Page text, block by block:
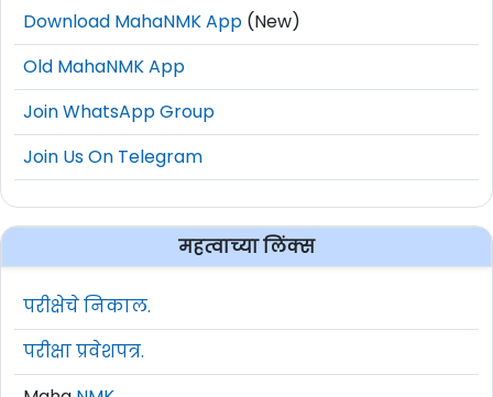
Download MahaNMK App (New)
Old MahaNMK App
Join WhatsApp Group
Join Us On Telegram
महत्वाच्या लिंक्स
परीक्षेचे निकाल.
परीक्षा प्रवेशपत्र.